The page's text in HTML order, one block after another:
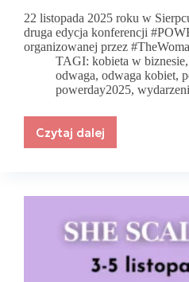
22 listopada 2025 roku w
druga edycja konferencji
organizowanej przez
TAGI: kobieta w biznesie
odwaga, odwaga kobiet,
powerday2025,
Czytaj dalej#POWERDAY
edycja
o
odwadze
kobiet